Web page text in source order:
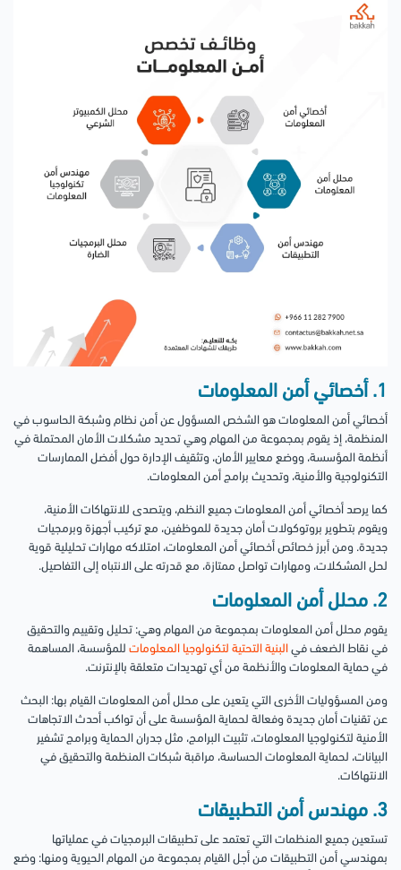
1. أخصائي أمن المعلومات
أخصائي أمن المعلومات هو الشخص المسؤول عن أمن نظام وشبكة الحاسوب في
المنظمة، إذ يقوم بمجموعة من المهام وهي تحديد مشكلات الأمان المحتملة في
أنظمة المؤسسة، ووضع معايير الأمان، وتثقيف الإدارة حول أفضل الممارسات
التكنولوجية والأمنية، وتحديث برامج أمن المعلومات.
كما يرصد أخصائي أمن المعلومات جميع النظم، ويتصدى للانتهاكات الأمنية،
ويقوم بتطوير بروتوكولات أمان جديدة للموظفين، مع تركيب أجهزة وبرمجيات
جديدة. ومن أبرز خصائص أخصائي أمن المعلومات، امتلاكه مهارات تحليلية قوية
لحل المشكلات، ومهارات تواصل ممتازة، مع قدرته على الانتباه إلى التفاصيل.
2. محلل أمن المعلومات
يقوم محلل أمن المعلومات بمجموعة من المهام وهي: تحليل وتقييم والتحقيق
في نقاط الضعف في البنية التحتية لتكنولوجيا المعلومات للمؤسسة، المساهمة
في حماية المعلومات والأنظمة من أي تهديدات متعلقة بالإنترنت.
ومن المسؤوليات الأخرى التي يتعين على محلل أمن المعلومات القيام بها: البحث
عن تقنيات أمان جديدة وفعالة لحماية المؤسسة على أن تواكب أحدث الاتجاهات
الأمنية لتكنولوجيا المعلومات، تثبيت البرامج، مثل جدران الحماية وبرامج تشفير
البيانات، لحماية المعلومات الحساسة، مراقبة شبكات المنظمة والتحقيق في
الانتهاكات.
3. مهندس أمن التطبيقات
تستعين جميع المنظمات التي تعتمد على تطبيقات البرمجيات في عملياتها
بمهندسي أمن التطبيقات من أجل القيام بمجموعة من المهام الحيوية ومنها: وضع